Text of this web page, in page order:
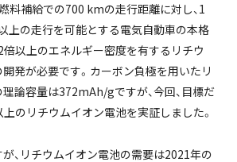
料補給での700 kmの走行距離に対し、1
上の走行を可能とする電気自動車の本格
倍以上のエネルギー密度を有するリチウ
発が必要です。カーボン負極を用いたリ
論容量は372mAh/gですが、今回、目標だ
のリチウムイオン電池を実証しました。
、リチウムイオン電池の需要は2021年の